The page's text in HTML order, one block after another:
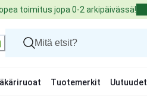
toimitus jopa 0-2 arkipäivässä!
Tuotemerkit Uutuudet